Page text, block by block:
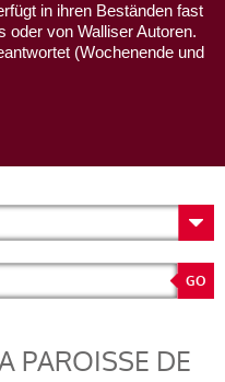
in ihren Beständen fast
oder von Walliser Autoren.
(Wochenende und
PAROISSE DE